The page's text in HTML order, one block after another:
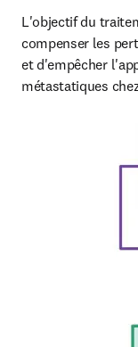
L'objectif du
compenser les
et d'empêcher
métastatiques